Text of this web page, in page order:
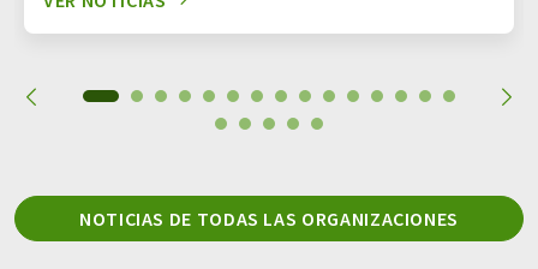
NOTICIAS DE TODAS LAS ORGANIZACIONES